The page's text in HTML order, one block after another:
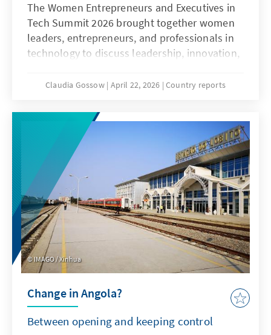
The Women Entrepreneurs and Executives in
Tech Summit 2026 brought together women
leaders, entrepreneurs, and professionals in
technology to discuss leadership, innovation,
digital future. Hosted in Windhoek, the
discussions focused on breaking barriers in
male-dominated industries, advancing
women in tech, and shaping inclusive and
people-centered innovation.
Claudia Gossow April 22, 2026 Country reports
IMAGO / Xinhua
Change in Angola?
Between opening and keeping control